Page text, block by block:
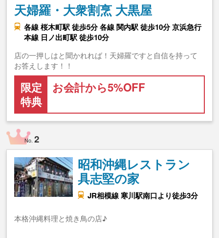
天婦羅・大衆割烹 大黒屋
各線 桜木町駅 徒歩5分 各線 関内駅 徒歩10分 京浜急行
本線 日ノ出町駅 徒歩10分
店の一押しはと聞かれれば！天婦羅ですと自信を持って
お答えします！！
限定
特典
お会計から5%OFF
No.2
昭和沖縄レストラン
具志堅の家
JR相模線 寒川駅南口より徒歩3分
本格沖縄料理と焼き鳥の店♪